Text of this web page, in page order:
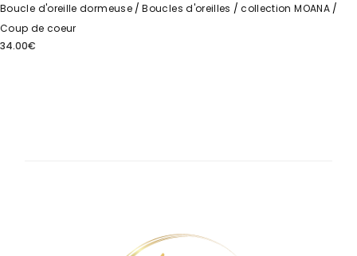
Boucle d'oreille dormeuse Boucles d'oreilles
collection MOANA
Coup de coeur
34.00€